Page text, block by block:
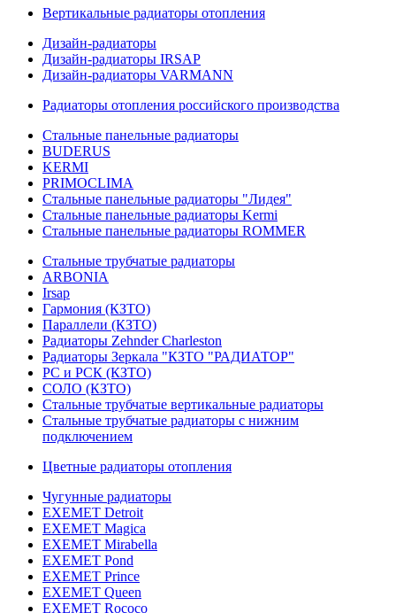
Вертикальные радиаторы отопления
Дизайн-радиаторы
Дизайн-радиаторы IRSAP
Дизайн-радиаторы VARMANN
Радиаторы отопления российского производства
Стальные панельные радиаторы
BUDERUS
KERMI
PRIMOCLIMA
Стальные панельные радиаторы "Лидея"
Стальные панельные радиаторы Kermi
Стальные панельные радиаторы ROMMER
Стальные трубчатые радиаторы
ARBONIA
Irsap
Гармония (КЗТО)
Параллели (КЗТО)
Радиаторы Zehnder Charleston
Радиаторы Зеркала "КЗТО "РАДИАТОР"
РС и РСК (КЗТО)
СОЛО (КЗТО)
Стальные трубчатые вертикальные радиаторы
Стальные трубчатые радиаторы с нижним
подключением
Цветные радиаторы отопления
Чугунные радиаторы
EXEMET Detroit
EXEMET Magica
EXEMET Mirabella
EXEMET Pond
EXEMET Prince
EXEMET Queen
EXEMET Rococo